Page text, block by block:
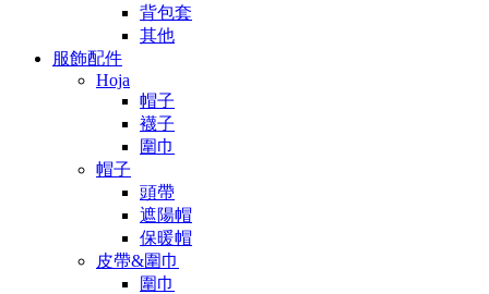
背包套
其他
服飾配件
Hoja
帽子
襪子
圍巾
帽子
頭帶
遮陽帽
保暖帽
皮帶&圍巾
圍巾